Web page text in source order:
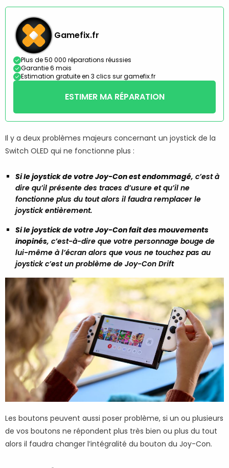
Gamefix.fr
Plus de 50 000 réparations réussies
Garantie 6 mois
Estimation gratuite en 3 clics sur gamefix.fr
ESTIMER MA RÉPARATION
Il y a deux problèmes majeurs concernant un joystick de la
Switch OLED qui ne fonctionne plus :
Si le joystick de votre Joy-Con est endommagé, c’est à
dire qu’il présente des traces d’usure et qu’il ne
fonctionne plus du tout alors il faudra remplacer le
joystick entièrement.
Si le joystick de votre Joy-Con fait des mouvements
inopinés, c’est-à-dire que votre personnage bouge de
lui-même à l’écran alors que vous ne touchez pas au
joystick c’est un problème de Joy-Con Drift
Les boutons peuvent aussi poser problème, si un ou plusieurs
de vos boutons ne répondent plus très bien ou plus du tout
alors il faudra changer l’intégralité du bouton du Joy-Con.